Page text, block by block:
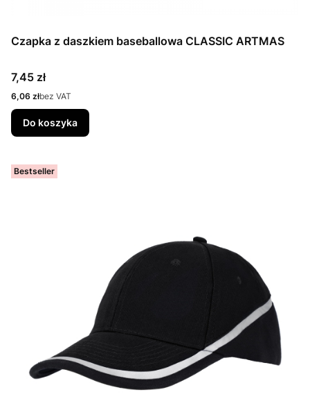
Czapka z daszkiem baseballowa CLASSIC ARTMAS
Cena
7,45 zł
Cena
6,06 złbez VAT
Do koszyka
Bestseller